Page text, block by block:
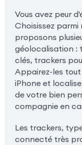
Vous avez peur
Choisissez
proposons
géolocalisation :
clés, trackers
Appairez-les
iPhone et
de votre bien
compagnie en
Les trackers,
connecté très